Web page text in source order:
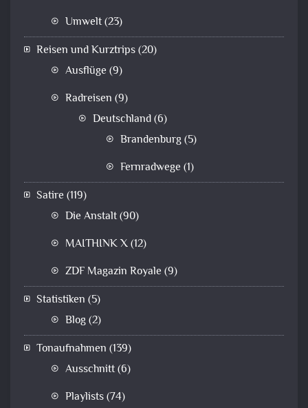
Umwelt(23)
Reisen und Kurztrips(20)
Ausflüge (9)
Radreisen (9)
Deutschland(6)
Brandenburg(5)
Fernradwege (1)
Satire (119)
Die Anstalt(90)
MAITHINK X(12)
ZDF Magazin Royale (9)
Statistiken (5)
Blog(2)
Tonaufnahmen (139)
Ausschnitt(6)
Playlists(74)